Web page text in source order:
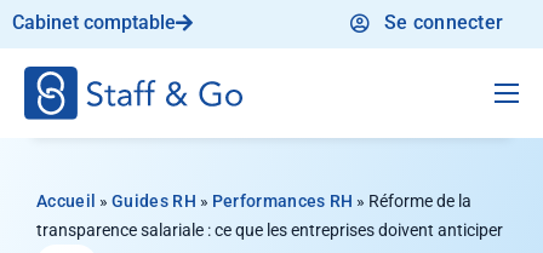
Cabinet comptable Se connecter
Produit
Tarifs
Accueil »Guides RH » Performances RH » Réforme de la
transparence salariale : ce que les entreprises doivent anticiper